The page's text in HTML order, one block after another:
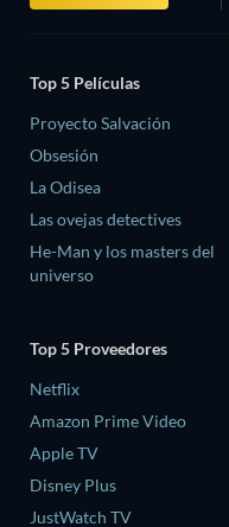
Top 5 Películas
Proyecto Salvación
Obsesión
La Odisea
Las ovejas detectives
He-Man y los masters del
universo
Top 5 Proveedores
Netflix
Amazon Prime Video
Apple TV
Disney Plus
JustWatch TV